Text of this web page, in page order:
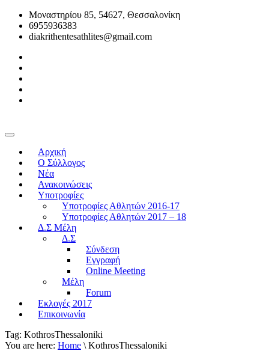
Μοναστηρίου 85, 54627, Θεσσαλονίκη
6955936383
diakrithentesathlites@gmail.com
Αρχική
O Σύλλογος
Νέα
Ανακοινώσεις
Υποτροφίες
Υποτροφίες Αθλητών 2016-17
Υποτροφίες Αθλητών 2017 – 18
Δ.Σ Μέλη
Δ.Σ
Σύνδεση
Εγγραφή
Online Meeting
Μέλη
Forum
Εκλογές 2017
Επικοινωνία
Tag: KothrosThessaloniki
You are here: Home \ KothrosThessaloniki